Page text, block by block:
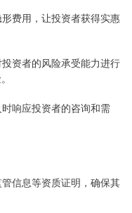
费用，让投资者获得实惠
资者的风险承受能力进行
响应投资者的咨询和需
信息等资质证明，确保其